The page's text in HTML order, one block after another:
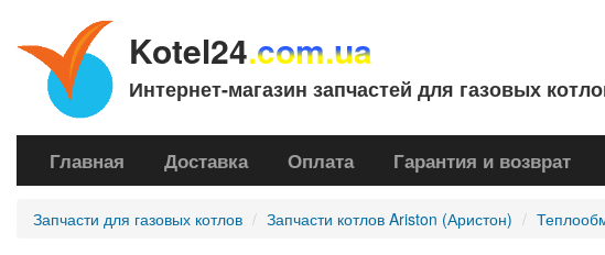
Kotel24.com.ua
Интернет-магазин запчастей для газовых
Главная Доставка Оплата Гарантия и возврат
Запчасти для газовых котлов Запчасти котлов Ariston (Аристон)